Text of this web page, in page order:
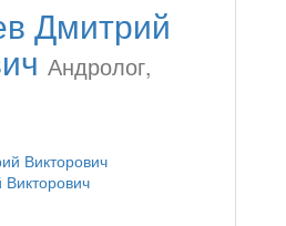
Дмитрий
Андролог,